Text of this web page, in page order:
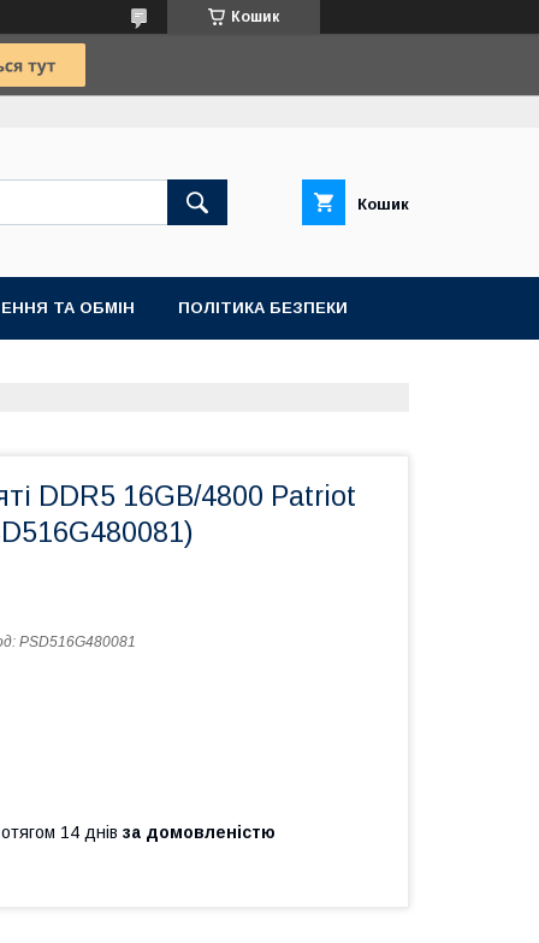
Кошик
Кошик
ТА ОБМІН ПОЛІТИКА БЕЗПЕКИ
DDR5 16GB/4800 Patriot
PSD516G480081
14 днів за домовленістю